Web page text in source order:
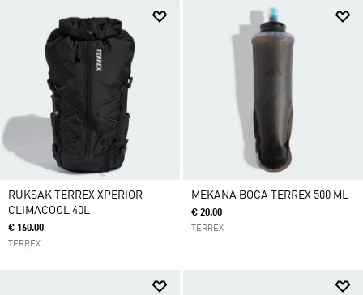
RUKSAK TERREX XPERIOR
CLIMACOOL 40L
€ 160.00
TERREX
MEKANA BOCA TERREX 500 ML
€ 20.00
TERREX